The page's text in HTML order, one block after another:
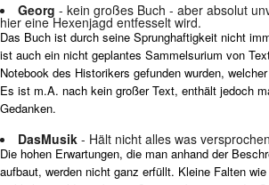
Georg - kein großes Buch - aber absolut
hier eine Hexenjagd entfesselt wird.
Das Buch ist durch seine Sprunghaftigkeit nicht
ist auch ein nicht geplantes Sammelsurium von
Notebook des Historikers gefunden wurden,
Es ist m.A. nach kein großer Text, enthält jedoch
Gedanken.
DasMusik - Hält nicht alles was
Die hohen Erwartungen, die man anhand der
aufbaut, werden nicht ganz erfüllt. Kleine Falten